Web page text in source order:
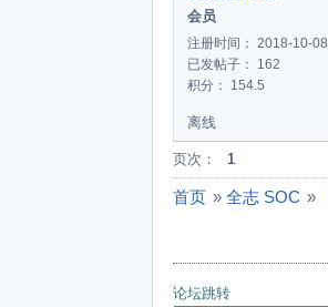
会员
注册时间： 2018-10-08
已发帖子： 162
积分： 154.5
离线
页次： 1
首页 » 全志 SOC »
论坛跳转